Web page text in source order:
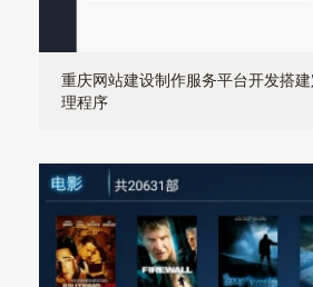
重庆网站建设制作服务平台开发搭
理程序